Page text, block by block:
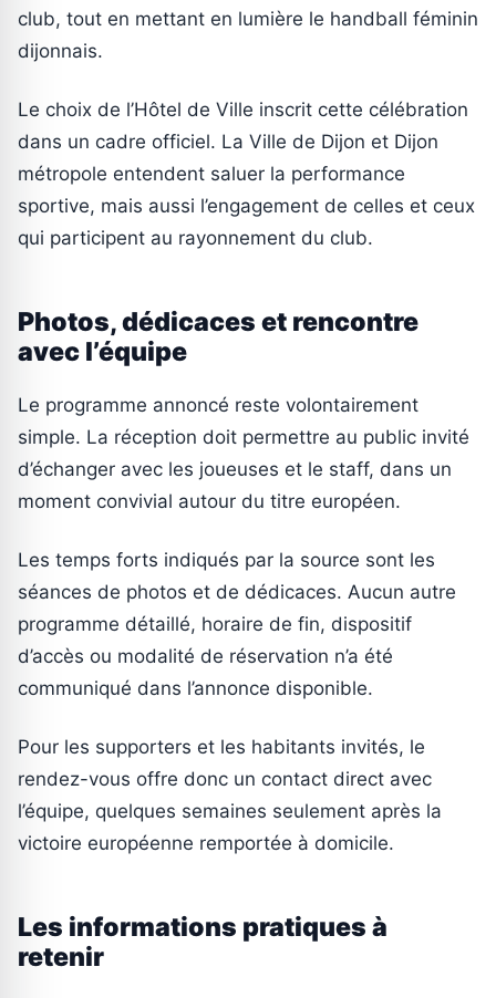
club, tout en mettant en lumière le handball féminin
dijonnais.
Le choix de l’Hôtel de Ville inscrit cette célébration
dans un cadre officiel. La Ville de Dijon et Dijon
métropole entendent saluer la performance
sportive, mais aussi l’engagement de celles et ceux
qui participent au rayonnement du club.
Photos, dédicaces et rencontre
avec l’équipe
Le programme annoncé reste volontairement
simple. La réception doit permettre au public invité
d’échanger avec les joueuses et le staff, dans un
moment convivial autour du titre européen.
Les temps forts indiqués par la source sont les
séances de photos et de dédicaces. Aucun autre
programme détaillé, horaire de fin, dispositif
d’accès ou modalité de réservation n’a été
communiqué dans l’annonce disponible.
Pour les supporters et les habitants invités, le
rendez-vous offre donc un contact direct avec
l’équipe, quelques semaines seulement après la
victoire européenne remportée à domicile.
Les informations pratiques à
retenir